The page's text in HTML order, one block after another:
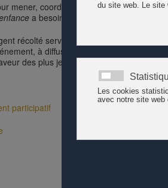
mener, coordoner et consolider la
a besoin de moyens financiers. A
récolté servira en particulier à
à diffuser du matériel de
des plus jeunes, des familles et de la
participatif